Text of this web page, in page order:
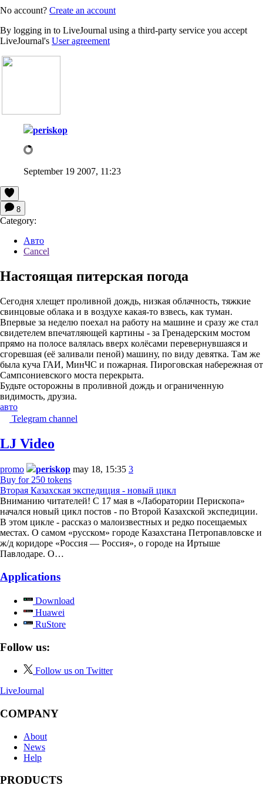
No account? Create an account
By logging in to LiveJournal using a third-party service you accept
LiveJournal's User agreement
periskop
September 19 2007, 11:23
8
Category:
Авто
Cancel
Настоящая питерская погода
Сегодня хлещет проливной дождь, низкая облачность, тяжкие
свинцовые облака и в воздухе какая-то взвесь, как туман.
Впервые за неделю поехал на работу на машине и сразу же стал
свидетелем впечатляющей картины - за Гренадерским мостом
прямо на полосе валялась вверх колёсами перевернувшаяся и
сгоревшая (её заливали пеной) машину, по виду девятка. Там же
была куча ГАИ, МинЧС и пожарная. Пироговская набережная от
Сампсониевского моста перекрыта.
Будьте осторожны в проливной дождь и ограниченную
видимость, друзиа.
авто
Telegram channel
LJ Video
promo periskop may 18, 15:35 3
Buy for 250 tokens
Вторая Казахская экспедиция - новый цикл
Вниманию читателей! С 17 мая в «Лаборатории Перископа»
начался новый цикл постов - по Второй Казахской экспедиции.
В этом цикле - рассказ о малоизвестных и редко посещаемых
местах. О самом «русском» городе Казахстана Петропавловске и
ж/д коридоре «Россия — Россия», о городе на Иртыше
Павлодаре. О…
Applications
Download
Huawei
RuStore
Follow us:
Follow us on Twitter
LiveJournal
COMPANY
About
News
Help
PRODUCTS